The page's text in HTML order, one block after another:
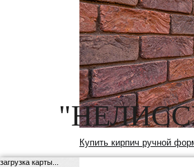
Купить кирпич ручной
загрузка карты...